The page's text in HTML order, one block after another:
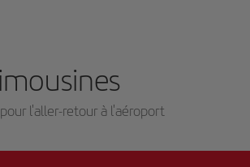
l'aller-retour à l'aéroport